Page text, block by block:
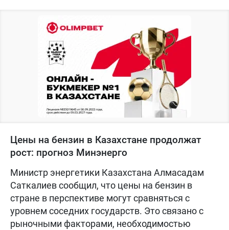
Цены на бензин в Казахстане продолжат
рост: прогноз Минэнерго
Министр энергетики Казахстана Алмасадам
Саткалиев сообщил, что цены на бензин в
стране в перспективе могут сравняться с
уровнем соседних государств. Это связано с
рыночными факторами, необходимостью